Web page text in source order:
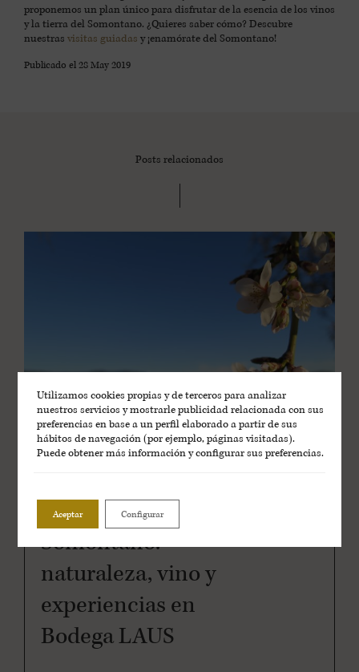
proponemos un plan único para disfrutar de la esencia de los vinos
y la tierra del Somontano. ¿Quieres saber cómo? Descubre
nuestras visitas guiadas y ¡enamórate del Somontano!
Publicado el28 May 2019
Posts relacionados
Primavera en
Somontano:
naturaleza, vino y
experiencias en
Bodega LAUS
Utilizamos cookies propias y de terceros para analizar
nuestros servicios y mostrarle publicidad relacionada con sus
preferencias en base a un perfil elaborado a partir de sus
hábitos de navegación (por ejemplo, páginas visitadas).
Puede obtener más información y configurar sus preferencias.
Aceptar Configurar